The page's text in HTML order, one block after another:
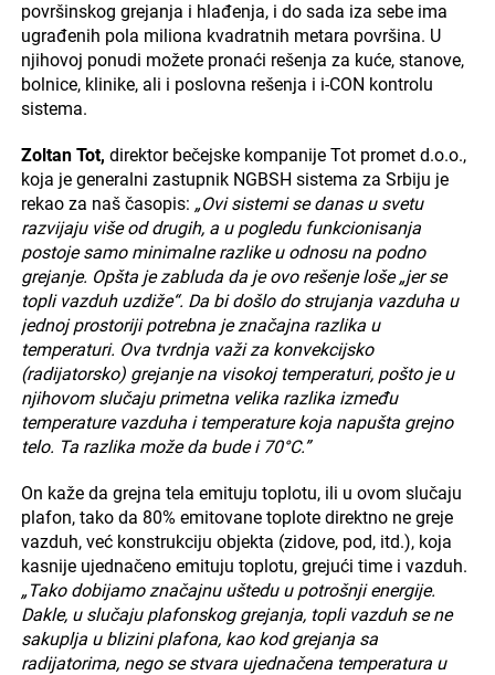
površinskog grejanja i hlađenja, i do sada iza sebe ima
ugrađenih pola miliona kvadratnih metara površina. U
njihovoj ponudi možete pronaći rešenja za kuće, stanove,
bolnice, klinike, ali i poslovna rešenja i i-CON kontrolu
sistema.
Zoltan Tot, direktor bečejske kompanije Tot promet d.o.o.,
koja je generalni zastupnik NGBSH sistema za Srbiju je
rekao za naš časopis: „Ovi sistemi se danas u svetu
razvijaju više od drugih, a u pogledu funkcionisanja
postoje samo minimalne razlike u odnosu na podno
grejanje. Opšta je zabluda da je ovo rešenje loše „jer se
topli vazduh uzdiže“. Da bi došlo do strujanja vazduha u
jednoj prostoriji potrebna je značajna razlika u
temperaturi. Ova tvrdnja važi za konvekcijsko
(radijatorsko) grejanje na visokoj temperaturi, pošto je u
njihovom slučaju primetna velika razlika između
temperature vazduha i temperature koja napušta grejno
telo. Ta razlika može da bude i 70°C.”
On kaže da grejna tela emituju toplotu, ili u ovom slučaju
plafon, tako da 80% emitovane toplote direktno ne greje
vazduh, već konstrukciju objekta (zidove, pod, itd.), koja
kasnije ujednačeno emituju toplotu, grejući time i vazduh.
„Tako dobijamo značajnu uštedu u potrošnji energije.
Dakle, u slučaju plafonskog grejanja, topli vazduh se ne
sakuplja u blizini plafona, kao kod grejanja sa
radijatorima, nego se stvara ujednačena temperatura u